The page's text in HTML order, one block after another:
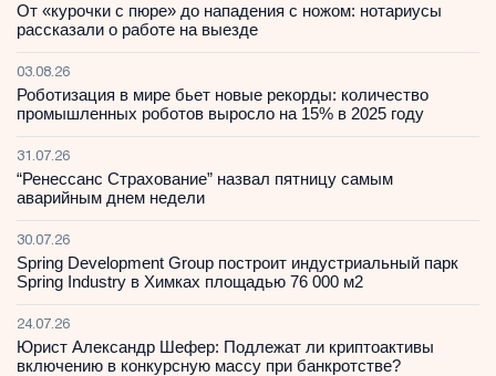
От «курочки с пюре» до нападения с ножом: нотариусы
рассказали о работе на выезде
03.08.26
Роботизация в мире бьет новые рекорды: количество
промышленных роботов выросло на 15% в 2025 году
31.07.26
“Ренессанс Страхование” назвал пятницу самым
аварийным днем недели
30.07.26
Spring Development Group построит индустриальный парк
Spring Industry в Химках площадью 76 000 м2
24.07.26
Юрист Александр Шефер: Подлежат ли криптоактивы
включению в конкурсную массу при банкротстве?